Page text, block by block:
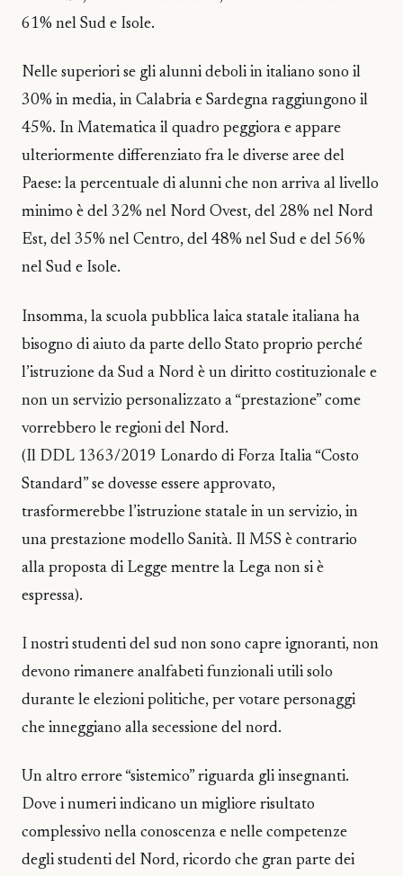
61% nel Sud e Isole.
Nelle superiori se gli alunni deboli in italiano sono il
30% in media, in Calabria e Sardegna raggiungono il
45%. In Matematica il quadro peggiora e appare
ulteriormente differenziato fra le diverse aree del
Paese: la percentuale di alunni che non arriva al livello
minimo è del 32% nel Nord Ovest, del 28% nel Nord
Est, del 35% nel Centro, del 48% nel Sud e del 56%
nel Sud e Isole.
Insomma, la scuola pubblica laica statale italiana ha
bisogno di aiuto da parte dello Stato proprio perché
l’istruzione da Sud a Nord è un diritto costituzionale e
non un servizio personalizzato a “prestazione” come
vorrebbero le regioni del Nord.
(Il DDL 1363/2019 Lonardo di Forza Italia “Costo
Standard” se dovesse essere approvato,
trasformerebbe l’istruzione statale in un servizio, in
una prestazione modello Sanità. Il M5S è contrario
alla proposta di Legge mentre la Lega non si è
espressa).
I nostri studenti del sud non sono capre ignoranti, non
devono rimanere analfabeti funzionali utili solo
durante le elezioni politiche, per votare personaggi
che inneggiano alla secessione del nord.
Un altro errore “sistemico” riguarda gli insegnanti.
Dove i numeri indicano un migliore risultato
complessivo nella conoscenza e nelle competenze
degli studenti del Nord, ricordo che gran parte dei